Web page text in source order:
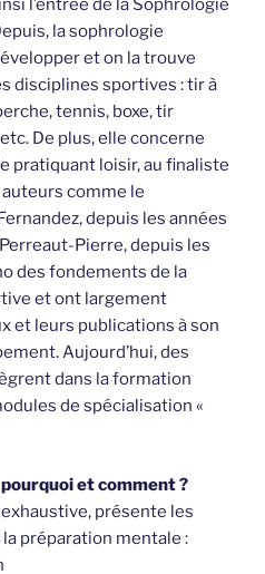
l’entrée de la Sophrologie
la sophrologie
et on la trouve
disciplines sportives : tir à
tennis, boxe, tir
De plus, elle concerne
pratiquant loisir, au finaliste
comme le
depuis les années
Pierre, depuis les
des fondements de la
et ont largement
et leurs publications à son
Aujourd’hui, des
dans la formation
de spécialisation «
et comment ?
présente les
préparation mentale :